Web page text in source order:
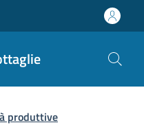
produttive